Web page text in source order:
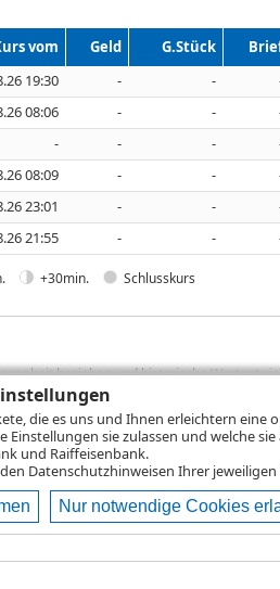
die es uns und Ihnen erleichtern eine
sie zulassen und welche
und Raiffeisenbank.
Datenschutzhinweisen Ihrer
Nur notwendige Cookies
vom Geld G.Stück
19:30 - -
08:06 - -
- - -
08:09 - -
23:01 - -
21:55 - -
+30min. Schlusskurs
beziehen und historische
stets um Bruttowertangaben. Bei
in der Regel anfallen, nicht
den einzelnen Wertpapierseiten Ihre
und etwaigen Depotgebühren ergibt,
fallen.
Hilfe